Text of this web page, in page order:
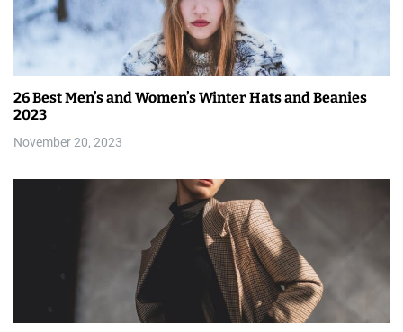
26 Best Men’s and Women’s Winter Hats and Beanies
2023
November 20, 2023